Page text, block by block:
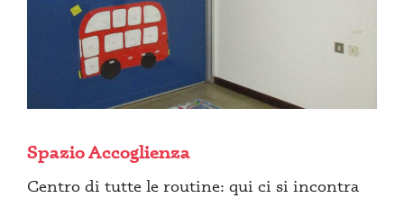
Spazio Accoglienza
Centro di tutte le routine: qui ci si incontra